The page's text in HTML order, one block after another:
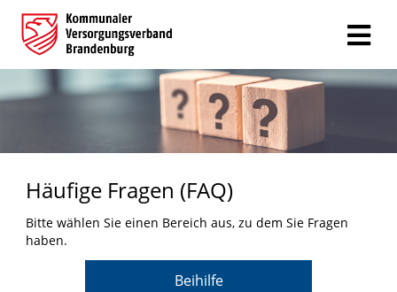
Häufige Fragen (FAQ)
Bitte wählen Sie einen Bereich aus, zu dem Sie Fragen
haben.
Beihilfe